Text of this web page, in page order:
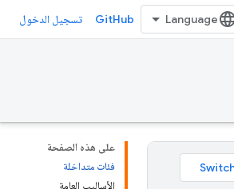
GitHub تسجيل الدخول
على هذه الصفحة
فئات متداخلة
الأساليب العامة